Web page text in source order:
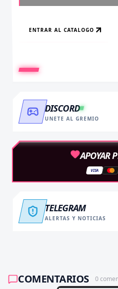
ENTRAR AL CATALOGO
RECARGAR AHORA
VER BENEFICIOS
DISCORD
UNETE AL GREMIO
APOYAR
VISA
TELEGRAM
ALERTAS Y NOTICIAS
COMENTARIOS 0